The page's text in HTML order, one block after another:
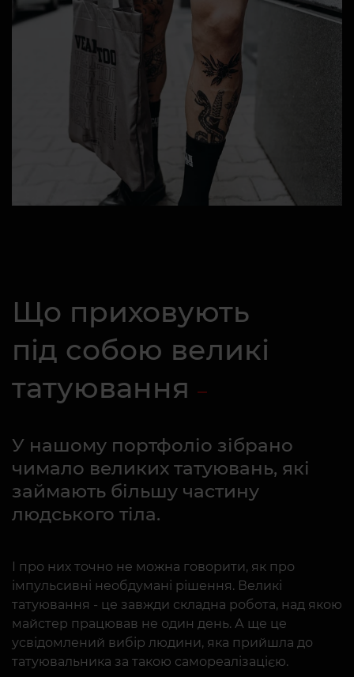
Що приховують
під собою великі
татуювання
У нашому портфоліо зібрано
чимало великих татуювань, які
займають більшу частину
людського тіла.
І про них точно не можна говорити, як про
імпульсивні необдумані рішення. Великі
татуювання - це завжди складна робота, над якою
майстер працював не один день. А ще це
усвідомлений вибір людини, яка прийшла до
татуювальника за такою самореалізацією.